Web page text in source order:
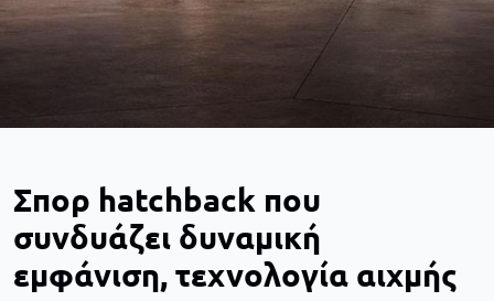
Σπορ hatchback που
συνδυάζει δυναμική
εμφάνιση, τεχνολογία αιχμής